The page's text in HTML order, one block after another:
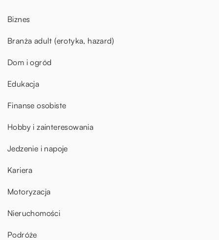
Biznes
Branża adult (erotyka, hazard)
Dom i ogród
Edukacja
Finanse osobiste
Hobby i zainteresowania
Jedzenie i napoje
Kariera
Motoryzacja
Nieruchomości
Podróże